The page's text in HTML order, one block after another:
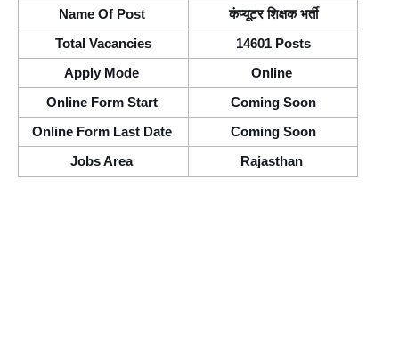
Name Of Post कंप्यूटर शिक्षक भर्ती
Total Vacancies 14601 Posts
Apply Mode Online
Online Form Start Coming Soon
Online Form Last Date Coming Soon
Jobs Area Rajasthan